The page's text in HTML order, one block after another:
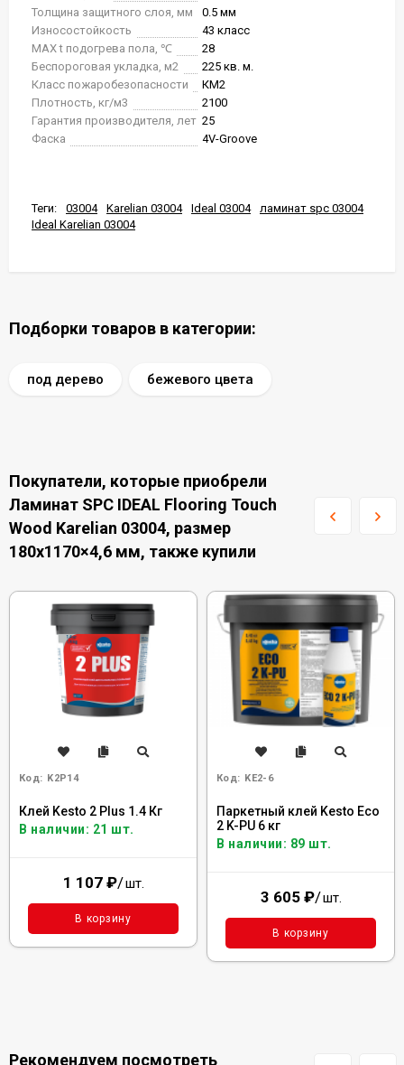
Толщина защитного слоя, мм
0.5 мм
Износостойкость
43 класс
MAX t подогрева пола, ℃
28
Беспороговая укладка, м2
225 кв. м.
Класс пожаробезопасности
КМ2
Плотность, кг/м3
2100
Гарантия производителя, лет 25
Фаска
4V-Groove
Теги: 03004 Karelian 03004 Ideal 03004
ламинат spc 03004
Ideal Karelian 03004
Подборки товаров в категории:
под дерево бежевого цвета
Покупатели, которые приобрели
Ламинат SPC IDEAL Flooring Touch
Wood Karelian 03004, размер
180x1170×4,6 мм, также купили
Код: K2P14
Клей Kesto 2 Plus 1.4 Кг
В наличии: 21 шт.
1 107 ₽/шт.
В корзину
Код: KE2-6
Паркетный клей Kesto Eco
2 K-PU 6 кг
В наличии: 89 шт.
3 605 ₽/шт.
В корзину
Рекомендуем посмотреть